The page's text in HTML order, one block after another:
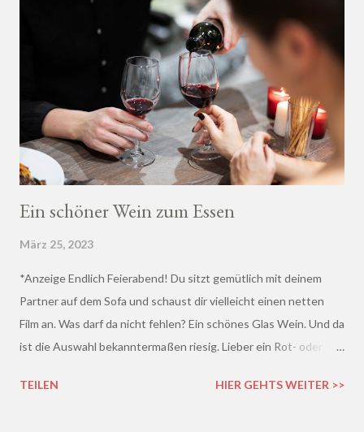
Ein schöner Wein zum Essen
März 25, 2023
*Anzeige Endlich Feierabend! Du sitzt gemütlich mit deinem
Partner auf dem Sofa und schaust dir vielleicht einen netten
Film an. Was darf da nicht fehlen? Ein schönes Glas Wein. Und da
ist die Auswahl bekanntermaßen riesig. Lieber ein Rot- oder
lieblich? Du hast die Qual der Wahl :D Wenn du so wie ich kaum
TEILEN HIER GEHTS WEITER >>